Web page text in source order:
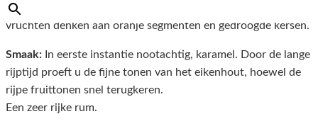
Geur:
vruchten denken aan oranje segmenten en gedroogde kersen.
Smaak: In eerste instantie nootachtig, karamel. Door de lange
rijptijd proeft u de fijne tonen van het eikenhout, hoewel de
rijpe fruittonen snel terugkeren.
Een zeer rijke rum.